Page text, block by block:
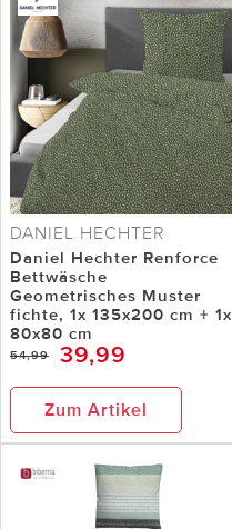
DANIEL HECHTER
Daniel Hechter Renforce
Bettwäsche
Geometrisches Muster
fichte, 1x 135x200 cm + 1x
80x80 cm
54,99 39,99
Zum Artikel